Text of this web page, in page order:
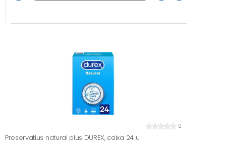
0
Preservatius natural plus DUREX, caixa 24 u